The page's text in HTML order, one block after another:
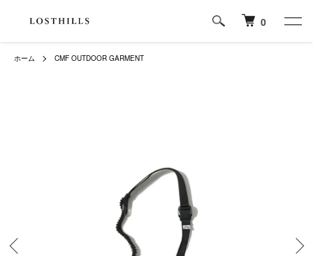
0
ホーム CMF OUTDOOR GARMENT